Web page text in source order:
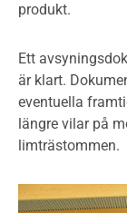
produkt.
Ett
är klart.
eventuella
längre vilar på
limträstommen.